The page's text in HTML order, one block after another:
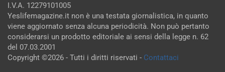
I.V.A. 12279101005
Yeslifemagazine.it non è una testata giornalistica, in quanto
viene aggiornato senza alcuna periodicità. Non può pertanto
considerarsi un prodotto editoriale ai sensi della legge n. 62
del 07.03.2001
Copyright ©2026 - Tutti i diritti riservati - Contattaci